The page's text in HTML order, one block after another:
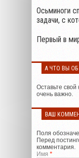
Осьминоги
задачи, с
Первый в
А ЧТО ВЫ
Оставьте
очень важно.
ВАШ
Поля
Перед
комментария.
Имя *